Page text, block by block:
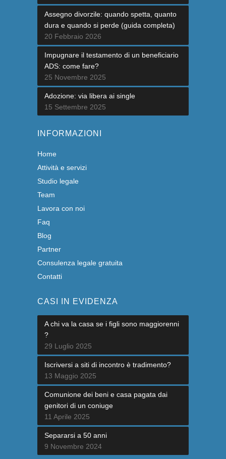
Assegno divorzile: quando spetta, quanto
dura e quando si perde (guida completa)
20 Febbraio 2026
Impugnare il testamento di un beneficiario
ADS: come fare?
25 Novembre 2025
Adozione: via libera ai single
15 Settembre 2025
INFORMAZIONI
Home
Attività e servizi
Studio legale
Team
Lavora con noi
Faq
Blog
Partner
Consulenza legale gratuita
Contatti
CASI IN EVIDENZA
A chi va la casa se i figli sono maggiorenni
?
29 Luglio 2025
Iscriversi a siti di incontro è tradimento?
13 Maggio 2025
Comunione dei beni e casa pagata dai
genitori di un coniuge
11 Aprile 2025
Separarsi a 50 anni
9 Novembre 2024